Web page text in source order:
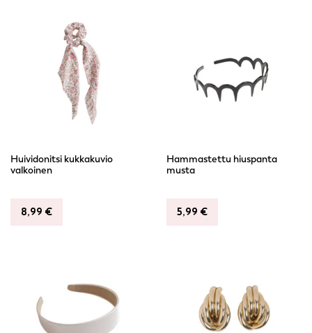
Huividonitsi kukkakuvio
valkoinen
8,99 €
Hammastettu hiuspanta
musta
5,99 €